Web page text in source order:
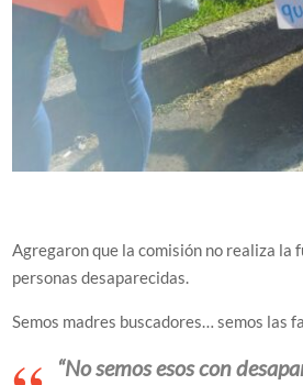
Agregaron que la comisión no realiza la
personas desaparecidas.
Semos madres buscadores… semos las
“No semos esos con